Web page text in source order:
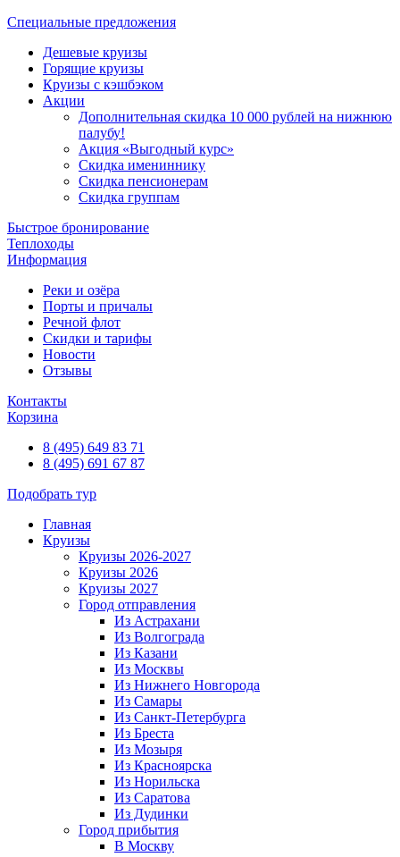
Специальные предложения
Дешевые круизы
Горящие круизы
Круизы с кэшбэком
Акции
Дополнительная скидка 10 000 рублей на нижнюю
палубу!
Акция «Выгодный курс»
Скидка имениннику
Скидка пенсионерам
Скидка группам
Быстрое бронирование
Теплоходы
Информация
Реки и озёра
Порты и причалы
Речной флот
Скидки и тарифы
Новости
Отзывы
Контакты
Корзина
8 (495) 649 83 71
8 (495) 691 67 87
Подобрать тур
Главная
Круизы
Круизы 2026-2027
Круизы 2026
Круизы 2027
Город отправления
Из Астрахани
Из Волгограда
Из Казани
Из Москвы
Из Нижнего Новгорода
Из Самары
Из Санкт-Петербурга
Из Бреста
Из Мозыря
Из Красноярска
Из Норильска
Из Саратова
Из Дудинки
Город прибытия
В Москву